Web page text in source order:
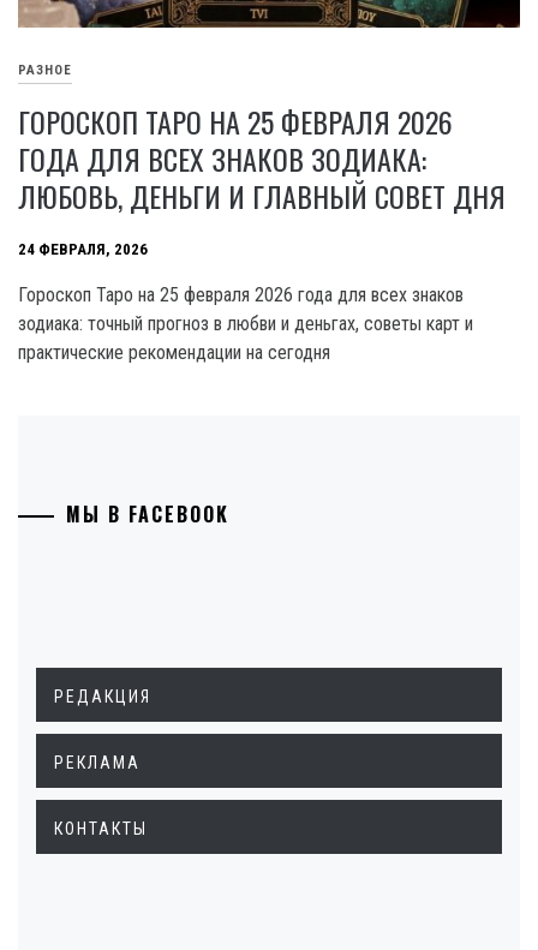
РАЗНОЕ
ГОРОСКОП ТАРО НА 25 ФЕВРАЛЯ 2026
ГОДА ДЛЯ ВСЕХ ЗНАКОВ ЗОДИАКА:
ЛЮБОВЬ, ДЕНЬГИ И ГЛАВНЫЙ СОВЕТ ДНЯ
24 ФЕВРАЛЯ, 2026
Гороскоп Таро на 25 февраля 2026 года для всех знаков
зодиака: точный прогноз в любви и деньгах, советы карт и
практические рекомендации на сегодня
МЫ В FACEBOOK
РЕДАКЦИЯ
РЕКЛАМА
КОНТАКТЫ